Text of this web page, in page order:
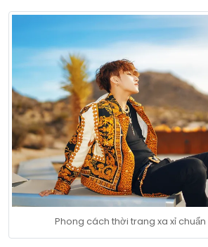
Phong cách thời trang xa xỉ